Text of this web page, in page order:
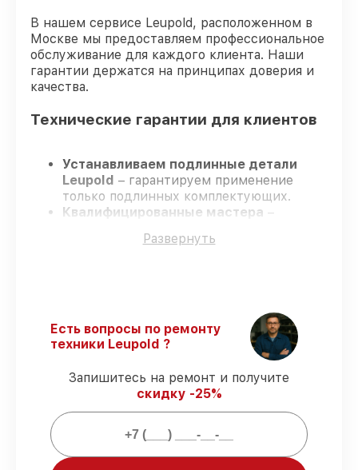
В нашем сервисе Leupold, расположенном в
Москве мы предоставляем профессиональное
обслуживание для каждого клиента. Наши
гарантии держатся на принципах доверия и
качества.
Технические гарантии для клиентов
Устанавливаем подлинные детали
Leupold – гарантируем применение
только подлинных комплектующих.
Квалифицированные мастера –
гарантирует качество выполняемых
сроки.
Поддержка после ремонта – все
ремонтные услуги и комплектующие
защищены официальной гарантией
Мы гарантируем:
Развернуть
Есть вопросы по ремонту
техники Leupold ?
Запишитесь на ремонт и получите
скидку -25%